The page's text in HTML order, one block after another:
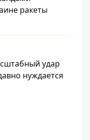
ракеты
удар
нуждается